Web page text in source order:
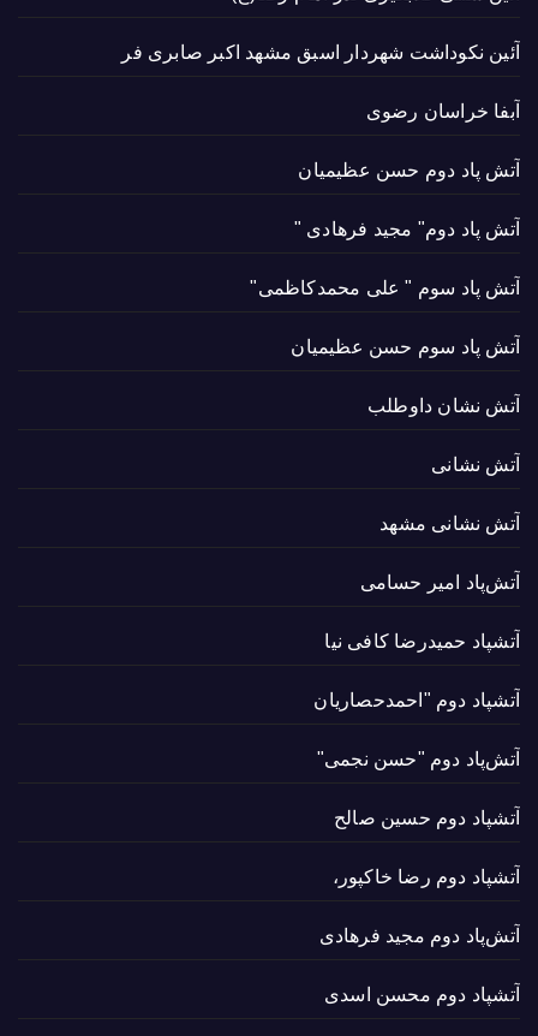
آئین نکوداشت شهردار اسبق مشهد اکبر صابری فر
آبفا خراسان رضوی
آتش پاد دوم حسن عظیمیان
آتش پاد دوم" مجید فرهادی "
آتش پاد سوم " علی محمدکاظمی"
آتش پاد سوم حسن عظیمیان
آتش نشان داوطلب
آتش نشانی
آتش نشانی مشهد
آتش‌پاد امیر حسامی
آتشپاد حميدرضا کافی نیا
آتشپاد دوم "احمدحصاریان
آتش‌پاد دوم "حسن نجمی"
آتشپاد دوم حسین صالح
آتشپاد دوم رضا خاکپور،
آتش‌پاد دوم مجید فرهادی
آتشپاد دوم محسن اسدی